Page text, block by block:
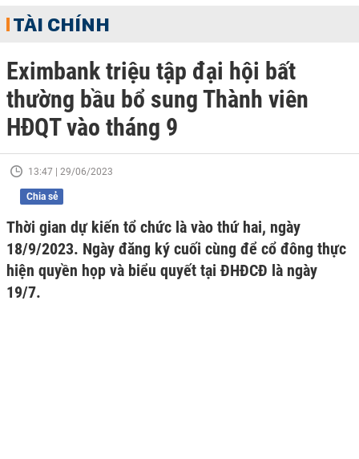
TÀI CHÍNH
Eximbank triệu tập đại hội bất
thường bầu bổ sung Thành viên
HĐQT vào tháng 9
13:47 | 29/06/2023
Chia sẻ
Thời gian dự kiến tổ chức là vào thứ hai, ngày
18/9/2023. Ngày đăng ký cuối cùng để cổ đông thực
hiện quyền họp và biểu quyết tại ĐHĐCĐ là ngày
19/7.